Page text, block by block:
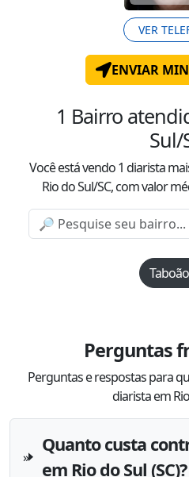
VER
ENVIAR
1 Bairro
Sul/
Você está vendo1 diarista
Rio do Sul/SC, com valor
Taboão
Perguntas
Perguntas e respostas para
diarista em
Quanto custa
em Rio do Sul (SC)?